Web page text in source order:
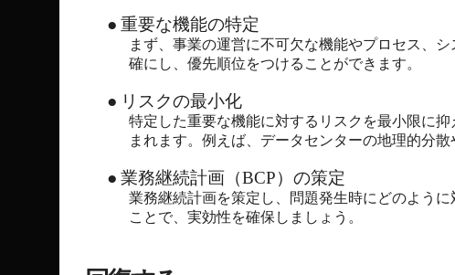
● 重要な機能の特定
まず、事業の運営に不可欠な機能やプロセス、
確にし、優先順位をつけることができます。
● リスクの最小化
特定した重要な機能に対するリスクを最小限に
まれます。例えば、データセンターの地理的分
● 業務継続計画（BCP）の策定
業務継続計画を策定し、問題発生時にどのよう
ことで、実効性を確保しましょう。